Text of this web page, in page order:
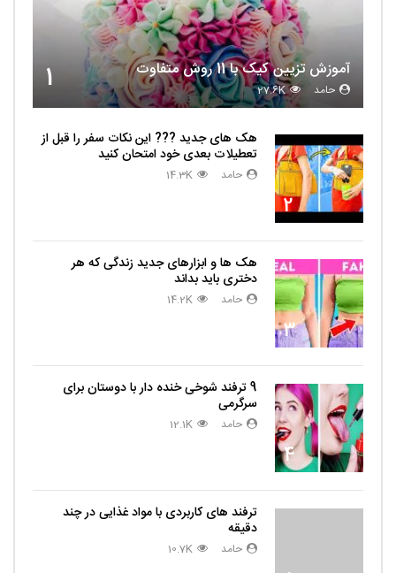
1 آموزش تزیین کیک با 11 روش متفاوت
حامد 27.6K
2
هک های جدید ??️? این نکات سفر را قبل از
تعطیلات بعدی خود امتحان کنید
حامد 14.3K
3
هک ها و ابزارهای جدید زندگی که هر
دختری باید بداند
حامد 14.2K
4
9 ترفند شوخی خنده دار با دوستان برای
سرگرمی
حامد 12.1K
ترفند های کاربردی با مواد غذایی در چند
دقیقه
حامد 10.7K